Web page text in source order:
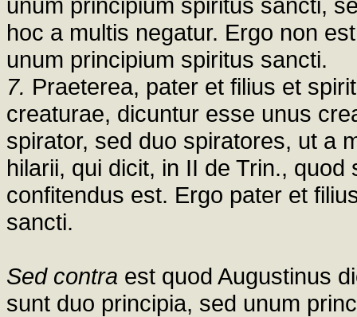
hoc a multis negatur. Ergo non
unum principium spiritus sancti.
7. Praeterea, pater et filius et
creaturae, dicuntur esse unus
spirator, sed duo spiratores, ut a
hilarii, qui dicit, in II de Trin.,
confitendus est. Ergo pater et
sancti.
Sed contra est quod Augustinus
sunt duo principia, sed unum